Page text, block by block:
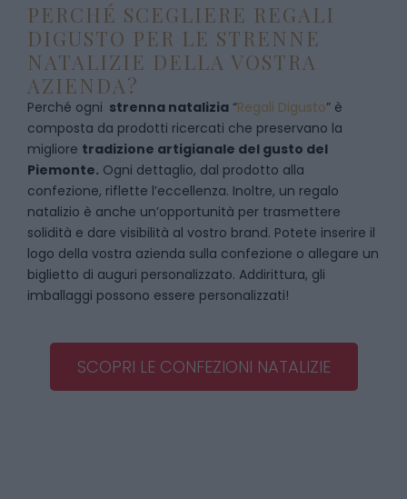
PERCHÉ SCEGLIERE REGALI
DIGUSTO PER LE STRENNE
NATALIZIE DELLA VOSTRA
AZIENDA?
Perché ogni strenna natalizia “Regali Digusto” è
composta da prodotti ricercati che preservano la
migliore tradizione artigianale del gusto del
Piemonte. Ogni dettaglio, dal prodotto alla
confezione, riflette l’eccellenza. Inoltre, un regalo
natalizio è anche un’opportunità per trasmettere
solidità e dare visibilità al vostro brand. Potete inserire il
logo della vostra azienda sulla confezione o allegare un
biglietto di auguri personalizzato. Addirittura, gli
imballaggi possono essere personalizzati!
SCOPRI LE CONFEZIONI NATALIZIE